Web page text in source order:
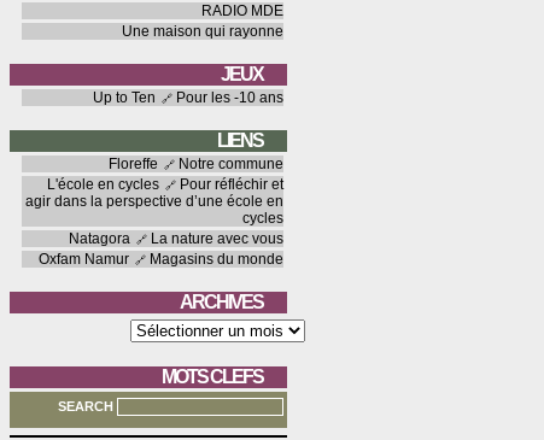
RADIO MDE
Une maison qui rayonne
JEUX
Up to Ten Pour les -10 ans
LIENS
Floreffe
Notre commune
L'école en cycles
Pour réfléchir et
agir dans la perspective d’une école en
cycles
Natagora
La nature avec vous
Oxfam Namur
Magasins du monde
ARCHIVES
MOTS CLEFS
SEARCH